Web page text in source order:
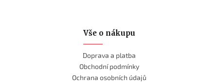
Vše o nákupu
Doprava a platba
Obchodní podmínky
Ochrana osobních údajů